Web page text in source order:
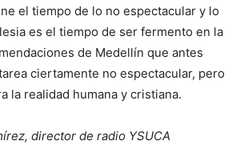
el tiempo de lo no espectacular y lo
es el tiempo de ser fermento en la
de Medellín que antes
ciertamente no espectacular, pero
la realidad humana y cristiana.
director de radio YSUCA